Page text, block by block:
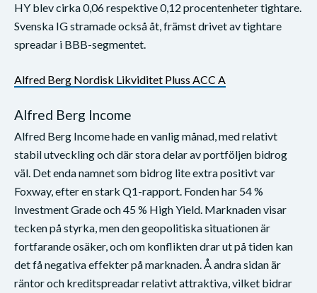
HY blev cirka 0,06 respektive 0,12 procentenheter tightare.
Svenska IG stramade också åt, främst drivet av tightare
spreadar i BBB-segmentet.
Alfred Berg Nordisk Likviditet Pluss ACC A
Alfred Berg Income
Alfred Berg Income hade en vanlig månad, med relativt
stabil utveckling och där stora delar av portföljen bidrog
väl. Det enda namnet som bidrog lite extra positivt var
Foxway, efter en stark Q1-rapport. Fonden har 54 %
Investment Grade och 45 % High Yield. Marknaden visar
tecken på styrka, men den geopolitiska situationen är
fortfarande osäker, och om konflikten drar ut på tiden kan
det få negativa effekter på marknaden. Å andra sidan är
räntor och kreditspreadar relativt attraktiva, vilket bidrar